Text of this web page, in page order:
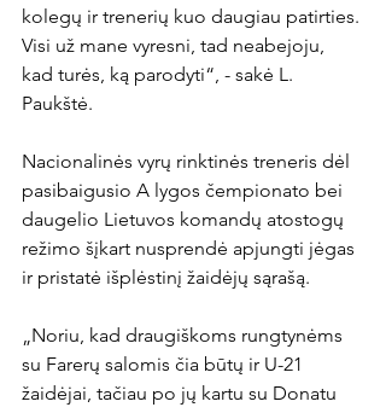
kolegų ir trenerių kuo daugiau patirties.
Visi už mane vyresni, tad neabejoju,
kad turės, ką parodyti“, - sakė L.
Paukštė.
Nacionalinės vyrų rinktinės treneris dėl
pasibaigusio A lygos čempionato bei
daugelio Lietuvos komandų atostogų
režimo šįkart nusprendė apjungti jėgas
ir pristatė išplėstinį žaidėjų sąrašą.
„Noriu, kad draugiškoms rungtynėms
su Farerų salomis čia būtų ir U-21
žaidėjai, tačiau po jų kartu su Donatu